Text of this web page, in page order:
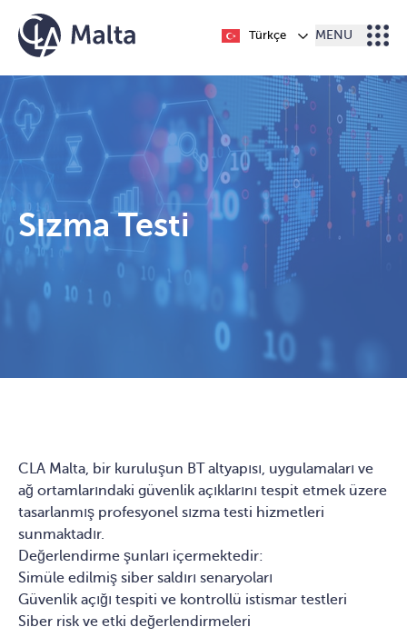
İçeriğe geç
Türkçe MENU
Sızma Testi
CLA Malta, bir kuruluşun BT altyapısı, uygulamaları ve
ağ ortamlarındaki güvenlik açıklarını tespit etmek üzere
tasarlanmış profesyonel sızma testi hizmetleri
sunmaktadır.
Değerlendirme şunları içermektedir:
Simüle edilmiş siber saldırı senaryoları
Güvenlik açığı tespiti ve kontrollü istismar testleri
Siber risk ve etki değerlendirmeleri